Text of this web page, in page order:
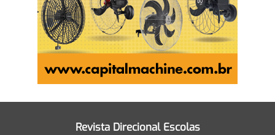
Revista Direcional Escolas